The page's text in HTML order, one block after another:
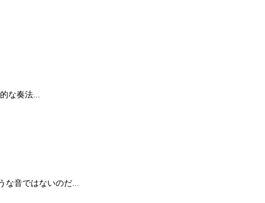
な奏法...
音ではないのだ...